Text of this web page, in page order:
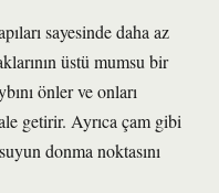
sayesinde daha az
üstü mumsu bir
önler ve onları
getirir. Ayrıca çam gibi
donma noktasını